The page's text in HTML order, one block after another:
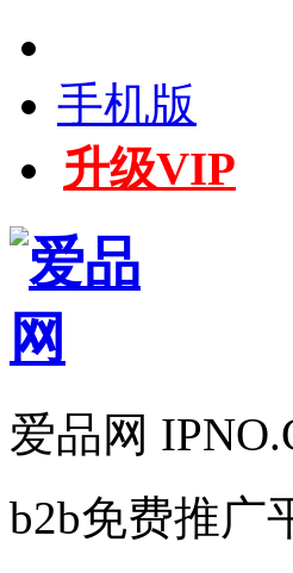
手机版
升级VIP
爱品网
b2b免费推广